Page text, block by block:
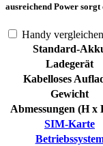
ausreichend Power
Handy vergleichen
Standard-
Ladegerät
Kabelloses
Gewicht
Abmessungen (H x
SIM-Karte